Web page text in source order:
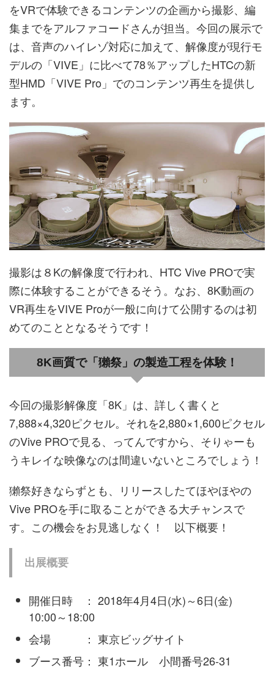
をVRで体験できるコンテンツの企画から撮影、編
集までをアルファコードさんが担当。今回の展示で
は、音声のハイレゾ対応に加えて、解像度が現行モ
デルの「VIVE」に比べて78％アップしたHTCの新
型HMD「VIVE Pro」でのコンテンツ再生を提供し
ます。
撮影は８Kの解像度で行われ、HTC Vive PROで実
際に体験することができるそう。なお、8K動画の
VR再生をVIVE Proが一般に向けて公開するのは初
めてのこととなるそうです！
8K画質で「獺祭」の製造工程を体験！
今回の撮影解像度「8K」は、詳しく書くと
7,888×4,320ピクセル。それを2,880×1,600ピクセル
のVive PROで見る、ってんですから、そりゃーも
うキレイな映像なのは間違いないところでしょう！
獺祭好きならずとも、リリースしたてほやほやの
Vive PROを手に取ることができる大チャンスで
す。この機会をお見逃しなく！ 以下概要！
出展概要
開催日時 ： 2018年4月4日(水)～6日(金)
10:00～18:00
会場 ： 東京ビッグサイト
ブース番号： 東1ホール 小間番号26-31